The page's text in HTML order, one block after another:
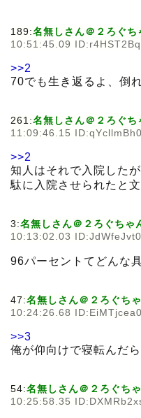
189:名無しさん＠２ろぐち
10:51:45.09
>>2
70でも生き返るよ、倒
261:名無しさん＠２ろぐち
11:09:46.15 ID:qYcllmBh0
>>2
知人はそれで入院した
駄に入院させられたと
3:名無しさん＠２ろぐちゃ
10:13:02.03 ID:JdWfeJvt0
96パーセントてどんな
47:名無しさん＠２ろぐち
10:24:26.68 ID:EiMTjcea0
>>3
俺が仰向けで寝転んだ
54:名無しさん＠２ろぐち
10:25:58.35